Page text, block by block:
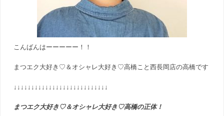
こんばんはーーーーー！！
まつエク大好き♡＆オシャレ大好き♡高橋こと西長岡店の高橋です
↓↓↓↓↓↓↓↓↓↓↓↓↓↓↓↓↓↓↓↓↓↓↓↓↓↓↓
まつエク大好き♡＆オシャレ大好き♡高橋の正体！